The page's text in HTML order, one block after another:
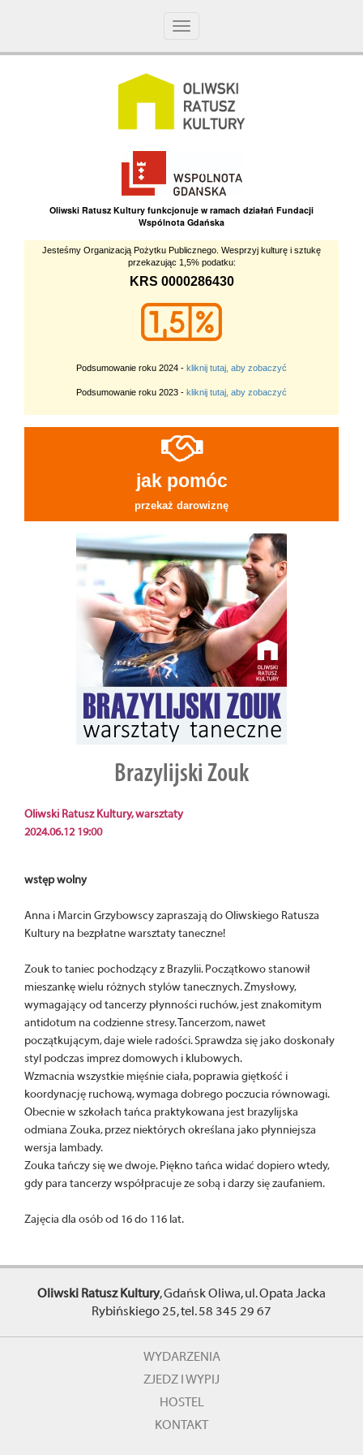
Toggle
Oliwski Ratusz Kultury funkcjonuje w ramach działań Fundacji
Wspólnota Gdańska
Jesteśmy Organizacją Pożytku Publicznego. Wesprzyj kulturę i sztukę
przekazując 1,5% podatku:
KRS 0000286430
Podsumowanie roku 2024 - kliknij tutaj, aby zobaczyć
Podsumowanie roku 2023 - kliknij tutaj, aby zobaczyć
jak pomóc
przekaż darowiznę
Brazylijski Zouk
Oliwski Ratusz Kultury, warsztaty
2024.06.12 19:00
wstęp wolny
Anna i Marcin Grzybowscy zapraszają do Oliwskiego Ratusza
Kultury na bezpłatne warsztaty taneczne!
Zouk to taniec pochodzący z Brazylii. Początkowo stanowił
mieszankę wielu różnych stylów tanecznych. Zmysłowy,
wymagający od tancerzy płynności ruchów, jest znakomitym
antidotum na codzienne stresy. Tancerzom, nawet
początkującym, daje wiele radości. Sprawdza się jako doskonały
styl podczas imprez domowych i klubowych.
Wzmacnia wszystkie mięśnie ciała, poprawia giętkość i
koordynację ruchową, wymaga dobrego poczucia równowagi.
Obecnie w szkołach tańca praktykowana jest brazylijska
odmiana Zouka, przez niektórych określana jako płynniejsza
wersja lambady.
Zouka tańczy się we dwoje. Piękno tańca widać dopiero wtedy,
gdy para tancerzy współpracuje ze sobą i darzy się zaufaniem.
Zajęcia dla osób od 16 do 116 lat.
Oliwski Ratusz Kultury, Gdańsk Oliwa, ul. Opata Jacka
Rybińskiego 25, tel. 58 345 29 67
WYDARZENIA
ZJEDZ I WYPIJ
HOSTEL
KONTAKT